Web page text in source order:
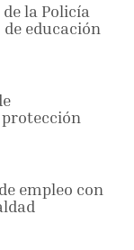
la Policía
educación
empleo con